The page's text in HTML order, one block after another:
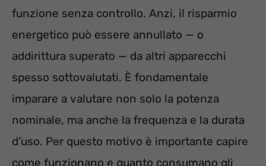
funzione senza controllo. Anzi, il risparmio
energetico può essere annullato — o
addirittura superato — da altri apparecchi
spesso sottovalutati. È fondamentale
imparare a valutare non solo la potenza
nominale, ma anche la frequenza e la durata
d’uso. Per questo motivo è importante capire
come funzionano e quanto consumano gli